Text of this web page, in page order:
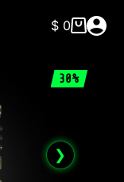
Carro
$0
30%
❯